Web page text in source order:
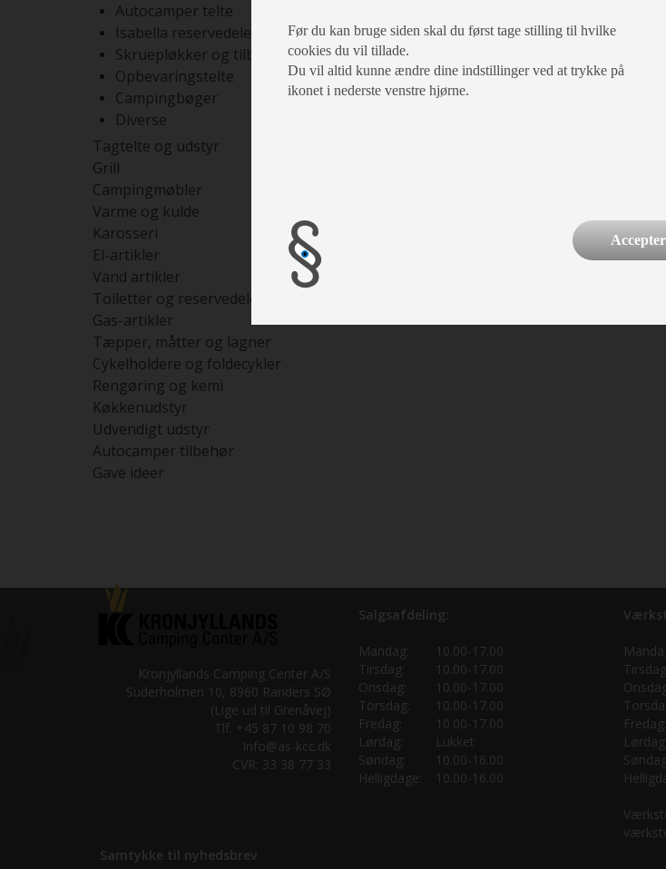
Autocamper telte
Isabella reservedele
Skruepløkker og tilbehør
Opbevaringstelte
Campingbøger
Diverse
Tagtelte og udstyr
Grill
Campingmøbler
Varme og kulde
Karosseri
El-artikler
Vand artikler
Toiletter og reservedele
Gas-artikler
Tæpper, måtter og lagner
Cykelholdere og foldecykler
Rengøring og kemi
Køkkenudstyr
Udvendigt udstyr
Autocamper tilbehør
Gave ideer
Kronjyllands Camping Center A/S
Suderholmen 10, 8960 Randers SØ
(Lige ud til Grenåvej)
Tlf. +45 87 10 98 70
Info@as-kcc.dk
CVR: 33 38 77 33
Samtykke til nyhedsbrev
Salgsafdeling:
Mandag:
10.00-17.00
Tirsdag:
10.00-17.00
Onsdag:
10.00-17.00
Torsdag:
10.00-17.00
Fredag:
10.00-17.00
Lørdag:
Lukket
Søndag:
10.00-16.00
Helligdage:
10.00-16.00
Tirsdag:
Fredag:
Lørdag:
Før du kan bruge siden skal du først tage stilling til hvilke
cookies du vil tillade.
Du vil altid kunne ændre dine indstillinger ved at trykke på
ikonet i nederste venstre hjørne.